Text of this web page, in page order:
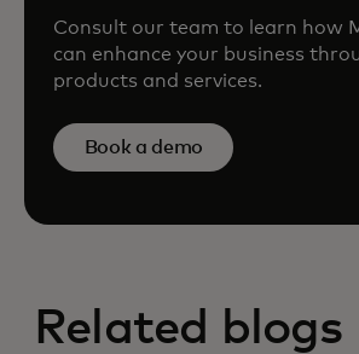
Consult our team to learn how
can enhance your business
products and services.
Book a demo
Related blogs